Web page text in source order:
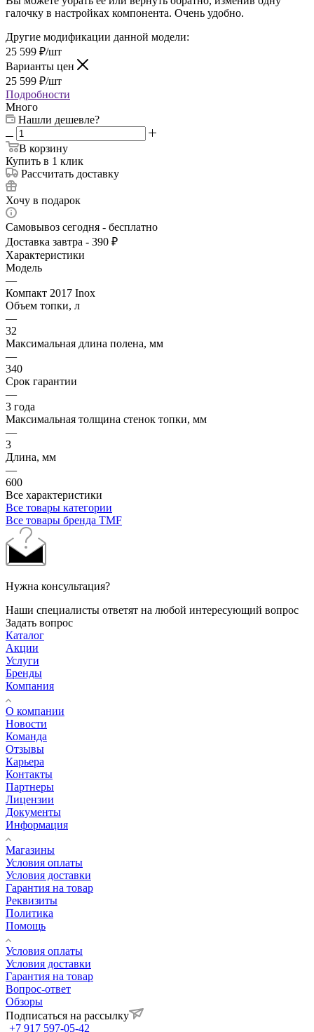
галочку в настройках компонента. Очень удобно.
Другие модификации данной модели:
25 599 ₽/шт
Варианты цен
25 599 ₽/шт
Подробности
Много
Нашли дешевле?
В корзину
Купить в 1 клик
Рассчитать доставку
Хочу в подарок
Самовывоз сегодня - бесплатно
Доставка завтра - 390 ₽
Характеристики
Модель
—
Компакт 2017 Inox
Объем топки, л
—
32
Максимальная длина полена, мм
—
340
Срок гарантии
—
3 года
Максимальная толщина стенок топки, мм
—
3
Длина, мм
—
600
Все характеристики
Все товары категории
Все товары бренда TMF
Нужна консультация?
Наши специалисты ответят на любой интересующий вопрос
Задать вопрос
Каталог
Акции
Услуги
Бренды
Компания
О компании
Новости
Команда
Отзывы
Карьера
Контакты
Партнеры
Лицензии
Документы
Информация
Магазины
Условия оплаты
Условия доставки
Гарантия на товар
Реквизиты
Политика
Помощь
Условия оплаты
Условия доставки
Гарантия на товар
Вопрос-ответ
Обзоры
Подписаться на рассылку
+7 917 597-05-42